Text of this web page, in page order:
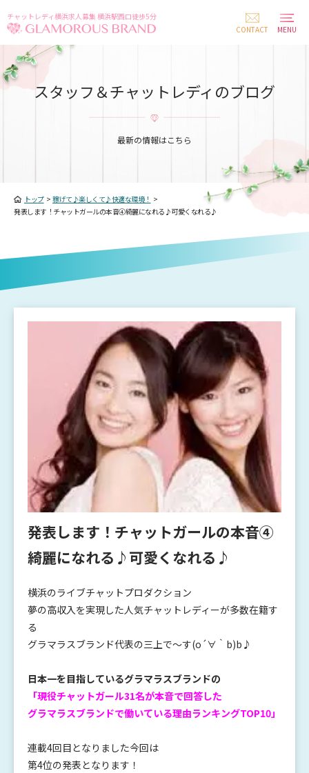
チャットレディ横浜求人募集 横浜駅西口徒歩5分
CONTACT
MENU
スタッフ＆チャットレディのブログ
最新の情報はこちら
トップ> 稼げて♪楽しくて♪快適な環境！ >
発表します！チャットガールの本音④綺麗になれる♪可愛くなれる♪
発表します！チャットガールの本音④
綺麗になれる♪可愛くなれる♪
横浜のライブチャットプロダクション
夢の高収入を実現した人気チャットレディーが多数在籍す
る
グラマラスブランド代表の三上で～す(o´∀｀b)b♪
日本一を目指しているグラマラスブランドの
「現役チャットガール31名が本音で回答した
グラマラスブランドで働いている理由ランキングTOP10」
連載4回目となりました今回は
第4位の発表となります！